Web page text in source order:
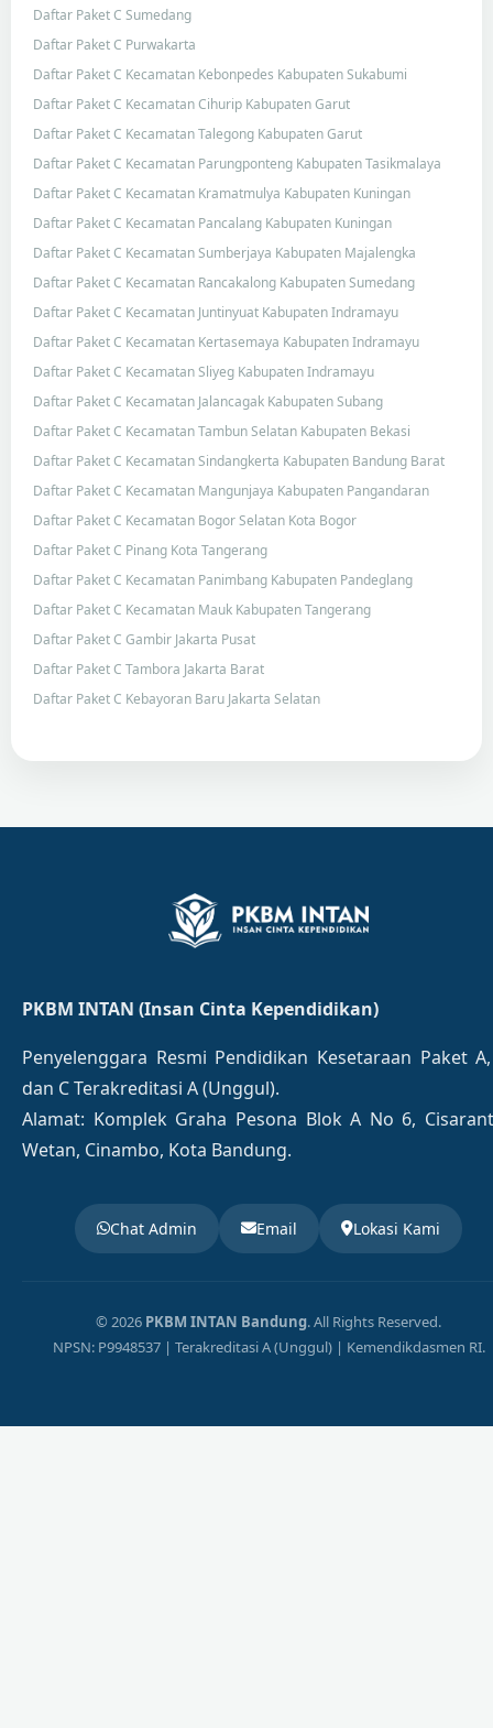
Daftar Paket C Sumedang
Daftar Paket C Purwakarta
Daftar Paket C Kecamatan Kebonpedes Kabupaten Sukabumi
Daftar Paket C Kecamatan Cihurip Kabupaten Garut
Daftar Paket C Kecamatan Talegong Kabupaten Garut
Daftar Paket C Kecamatan Parungponteng Kabupaten Tasikmalaya
Daftar Paket C Kecamatan Kramatmulya Kabupaten Kuningan
Daftar Paket C Kecamatan Pancalang Kabupaten Kuningan
Daftar Paket C Kecamatan Sumberjaya Kabupaten Majalengka
Daftar Paket C Kecamatan Rancakalong Kabupaten Sumedang
Daftar Paket C Kecamatan Juntinyuat Kabupaten Indramayu
Daftar Paket C Kecamatan Kertasemaya Kabupaten Indramayu
Daftar Paket C Kecamatan Sliyeg Kabupaten Indramayu
Daftar Paket C Kecamatan Jalancagak Kabupaten Subang
Daftar Paket C Kecamatan Tambun Selatan Kabupaten Bekasi
Daftar Paket C Kecamatan Sindangkerta Kabupaten Bandung Barat
Daftar Paket C Kecamatan Mangunjaya Kabupaten Pangandaran
Daftar Paket C Kecamatan Bogor Selatan Kota Bogor
Daftar Paket C Pinang Kota Tangerang
Daftar Paket C Kecamatan Panimbang Kabupaten Pandeglang
Daftar Paket C Kecamatan Mauk Kabupaten Tangerang
Daftar Paket C Gambir Jakarta Pusat
Daftar Paket C Tambora Jakarta Barat
Daftar Paket C Kebayoran Baru Jakarta Selatan
PKBM INTAN (Insan Cinta Kependidikan)
Penyelenggara Resmi Pendidikan Kesetaraan Paket
dan C Terakreditasi A (Unggul).
Alamat: Komplek Graha Pesona Blok A No 6,
Wetan, Cinambo, Kota Bandung.
Chat Admin Email Lokasi Kami
© 2026 PKBM INTAN Bandung. All Rights Reserved.
NPSN: P9948537 | Terakreditasi A (Unggul) | Kemendikdasmen RI.